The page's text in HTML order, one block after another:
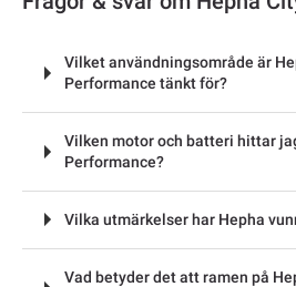
Vilket användningsområde är
Performance tänkt för?
Vilken motor och batteri hittar
Performance?
Vilka utmärkelser har Hepha
Vad betyder det att ramen på